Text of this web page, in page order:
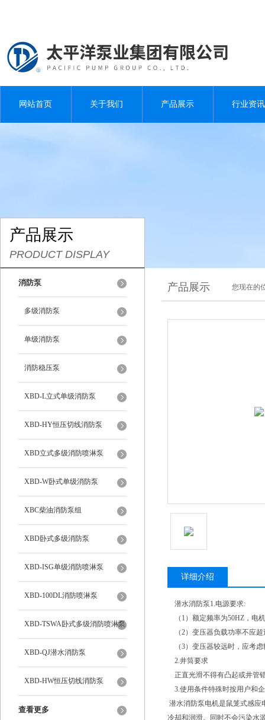
网站首页 关于我们 产品展示 行业资讯
产品展示
PRODUCT DISPLAY
消防泵
多级消防泵
单级消防泵
消防稳压泵
XBD-L立式单级消防泵
XBD-HY恒压切线消防泵
XBD立式多级消防喷淋泵
XBD-W卧式单级消防泵
XBC柴油消防泵组
XBD卧式多级消防泵
XBD-ISG单级消防喷淋泵
XBD-100DL消防喷淋泵
XBD-TSWA卧式多级消防喷淋泵
XBD-QJ潜水消防泵
XBD-HW恒压切线消防泵
查看更多
产品展示 您现在的
详细介绍
潜水消防泵1.电源要求:
（1）额定频率为50HZ，电
（2）变压器负载功率不应超
（3）变压器较远时，应考虑
2.井筒要求
正直光滑不得有凸起或井管
3.使用条件特殊时按用户和
潜水消防泵电机是鼠笼式感应
冷却和润滑。同时不会污染水